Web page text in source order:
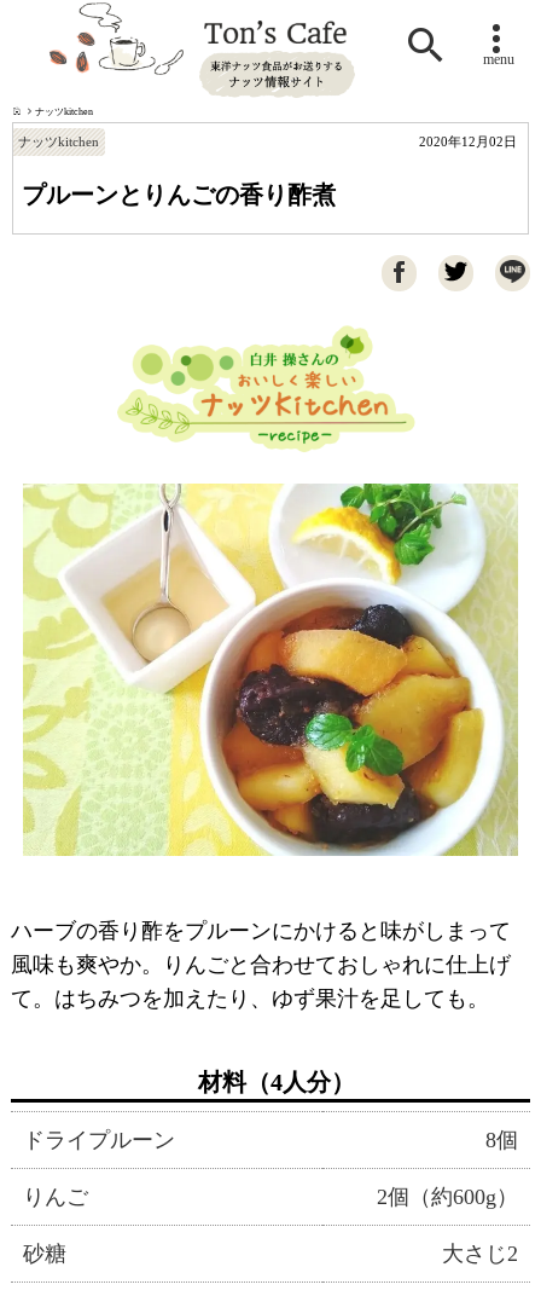
menu

ナッツkitchen
プルーンとりんごの香り酢煮
ナッツkitchen 2020年12月02日

ハーブの香り酢をプルーンにかけると味がしまって
風味も爽やか。りんごと合わせておしゃれに仕上げ
て。はちみつを加えたり、ゆず果汁を足しても。
材料（4人分）
ドライプルーン 8個
りんご 2個（約600g）
砂糖 大さじ2